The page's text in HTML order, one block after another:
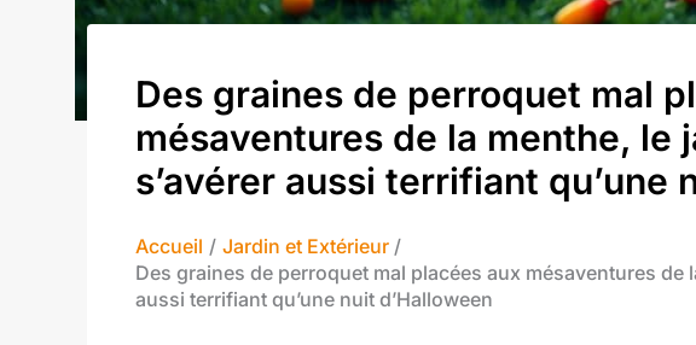
Des graines de perroquet mal
mésaventures de la menthe, le
s’avérer aussi terrifiant qu’une
Accueil
Jardin et Extérieur
Des graines de perroquet mal placées aux mésaventures de
aussi terrifiant qu’une nuit d’Halloween